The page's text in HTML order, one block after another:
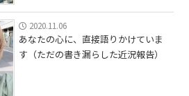
2020.11.06
あなたの心に、直接語りかけていま
す（ただの書き漏らした近況報告）